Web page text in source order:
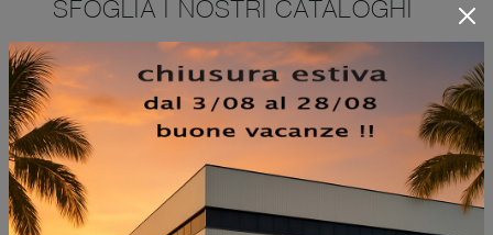
SFOGLIA I NOSTRI CATALOGHI